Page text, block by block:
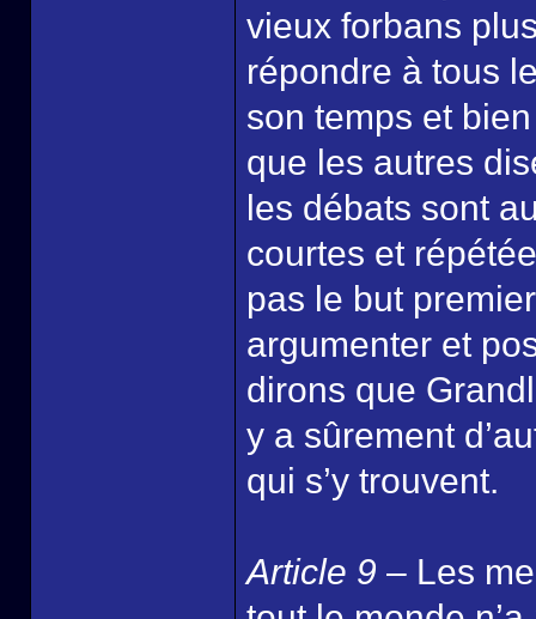
vieux forbans
répondre à tous
son temps et
que les autres
les débats sont
courtes et
pas le but
argumenter et
dirons que
y a sûrement
qui s’y trouvent.
Article 9 – Les